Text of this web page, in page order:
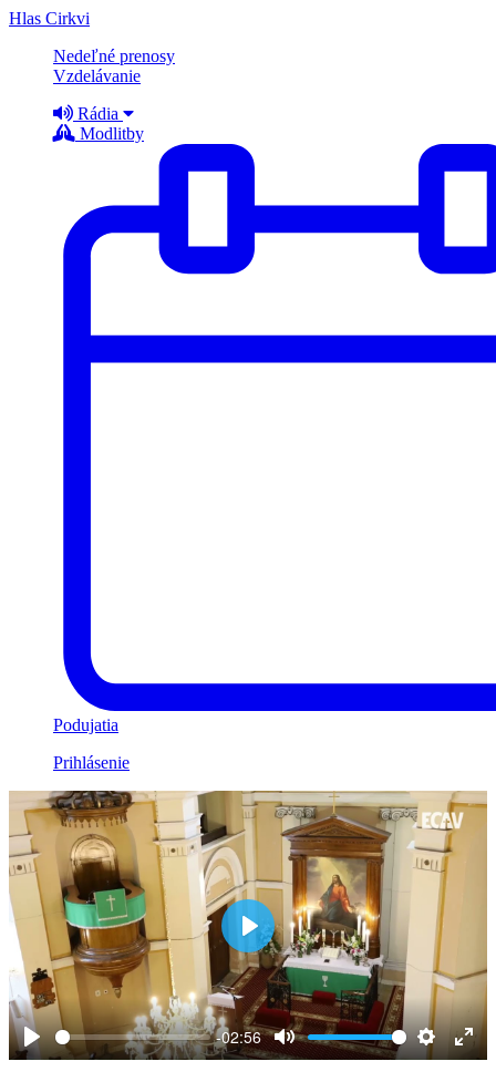
Hlas Cirkvi
Nedeľné prenosy
Vzdelávanie
Rádia
Modlitby
Podujatia
Prihlásenie
Play
-02:56
Mute Settings
Play